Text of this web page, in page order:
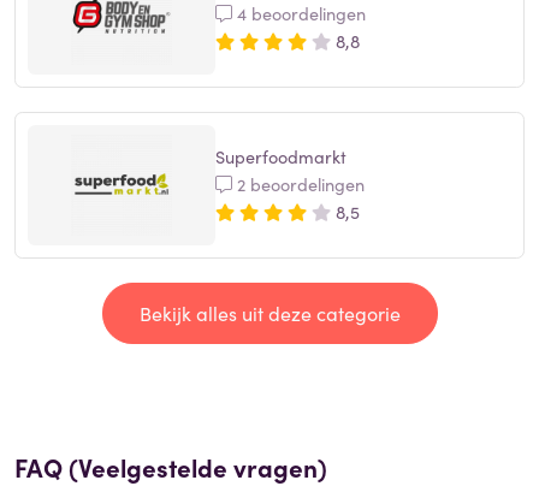
4 beoordelingen
8,8
Superfoodmarkt
2 beoordelingen
8,5
Bekijk alles uit deze categorie
FAQ (Veelgestelde vragen)